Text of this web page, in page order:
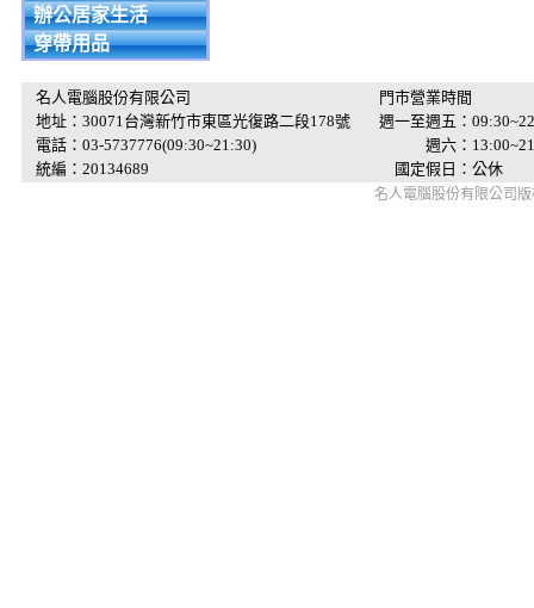
辦公居家生活
穿帶用品
名人電腦股份有限公司
地址：30071台灣新竹市東區光復路二段178號
電話：03-5737776(09:30~21:30)
統編：20134689
門市營業時間
週一至週五：
週六：
國定假日：公休
名人電腦股份有限公司版